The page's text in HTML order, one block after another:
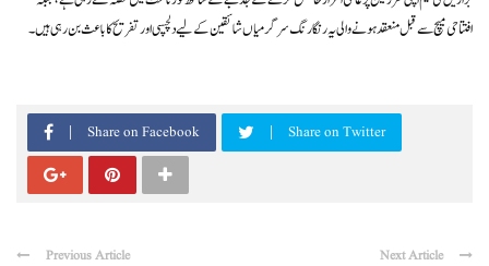
افتتاحی میچ سے قبل منعقد ہونے والی یہ رنگا رنگ سرگرمیاں شائقین کے لیے دلچسپی اور تفریح کا باعث بن رہی ہیں۔
Share on Facebook Share on Twitter
Previous Article Next Article